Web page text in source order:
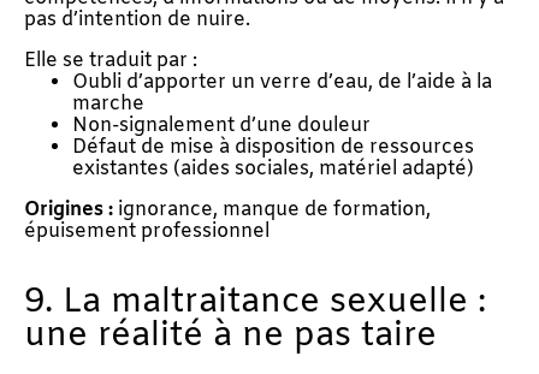
pas d’intention de nuire.
Elle se traduit par :
Oubli d’apporter un verre d’eau, de l’aide à la
marche
Non-signalement d’une douleur
Défaut de mise à disposition de ressources
existantes (aides sociales, matériel adapté)
Origines : ignorance, manque de formation,
épuisement professionnel
9. La maltraitance sexuelle :
une réalité à ne pas taire